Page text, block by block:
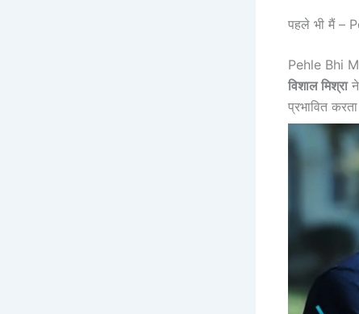
पहले भी मैं –
Pehle Bhi
विशाल मिश्राने
प्रभावित